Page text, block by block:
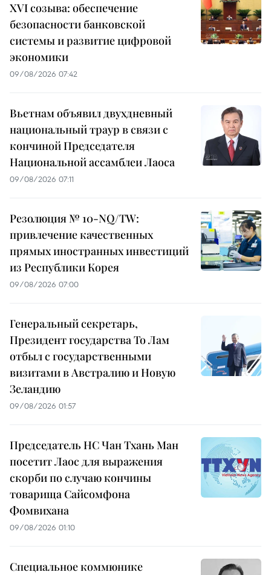
XVI созыва: обеспечение
безопасности банковской
системы и развитие цифровой
экономики
09/08/2026 07:42
Вьетнам объявил двухдневный
национальный траур в связи с
кончиной Председателя
Национальной ассамблеи Лаоса
09/08/2026 07:11
Резолюция № 10-NQ/TW:
привлечение качественных
прямых иностранных инвестиций
из Республики Корея
09/08/2026 07:00
Генеральный секретарь,
Президент государства То Лам
отбыл с государственными
визитами в Австралию и Новую
Зеландию
09/08/2026 01:57
Председатель НС Чан Тхань Ман
посетит Лаос для выражения
скорби по случаю кончины
товарища Сайсомфона
Фомвихана
09/08/2026 01:10
Специальное коммюнике